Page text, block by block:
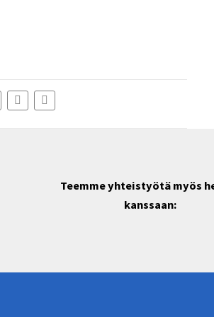
Teemme yhteistyötä myös
kanssaan: